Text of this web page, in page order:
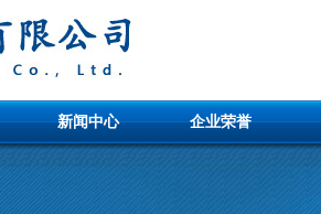
新闻中心 企业荣誉